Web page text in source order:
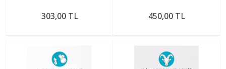
Bilekliği
303,00 TL
Bilekliği
450,00 TL